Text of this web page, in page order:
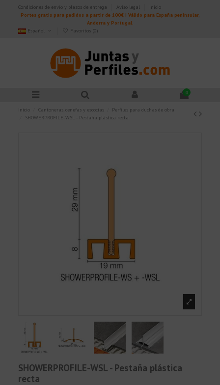
Condiciones de envío y plazos de entrega Aviso legal
Inicio
Portes gratis para pedidos a partir de 100€ | Válido para España peninsular,
Andorra y Portugal.
Español
Favoritos (0)
0
Inicio Cantoneras, cenefas y escocias
Perfiles para duchas de obra
SHOWERPROFILE-WSL - Pestaña plástica recta
SHOWERPROFILE-WSL - Pestaña plástica
recta